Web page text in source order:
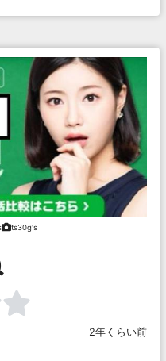
ts30g's
2年くらい前